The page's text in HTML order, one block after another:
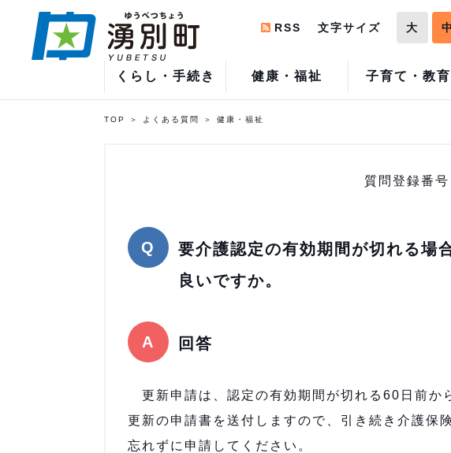
くらし・手続き 健康・福祉 子育て・教育
RSS 文字サイズ 大 中
TOP よくある質問 健康・福祉
質問登録番号
要介護認定の有効期間が切れる場
良いですか。
回答
更新申請は、認定の有効期間が切れる60日前か
更新の申請書を送付しますので、引き続き介護保
忘れずに申請してください。